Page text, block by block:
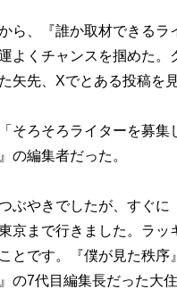
ら、『誰か取材できる
よくチャンスを掴めた
矢先、Xでとある投稿を
そろそろライターを募集
の編集者だった。
ぶやきでしたが、すぐに
京まで行きました。ラ
とです。『僕が見た秩
の7代目編集長だった大